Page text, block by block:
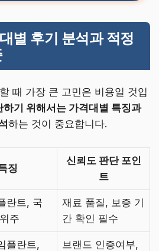
별 후기 분석과 적정
때 가장 큰 고민은 비용일 것입
하기 위해서는 가격대별 특징과
하는 것이 중요합니다.
징
신뢰도 판단 포인
트
란트, 국
주
재료 품질, 보증 기
간 확인 필수
플란트,
브랜드 인증여부,